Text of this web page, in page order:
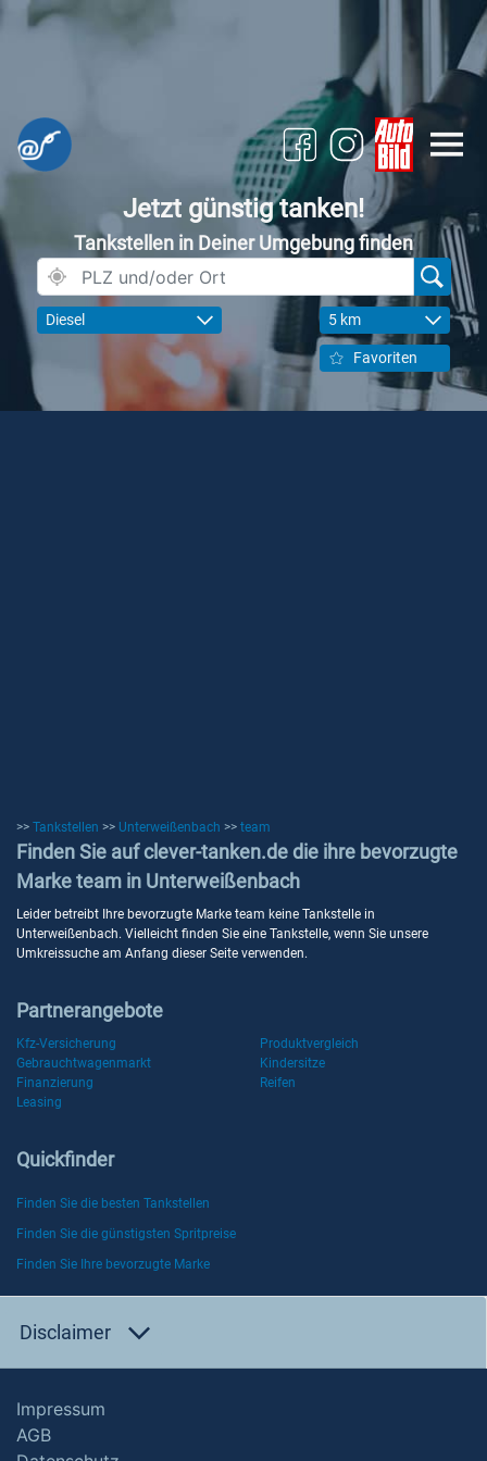
Jetzt günstig tanken!
Tankstellen in Deiner Umgebung finden
Diesel 5 km
Favoriten
>> Tankstellen >> Unterweißenbach >> team
Finden Sie auf clever-tanken.de die ihre bevorzugte
Marke team in Unterweißenbach
Leider betreibt Ihre bevorzugte Marke team keine Tankstelle in
Unterweißenbach. Vielleicht finden Sie eine Tankstelle, wenn Sie unsere
Umkreissuche am Anfang dieser Seite verwenden.
Partnerangebote
Kfz-Versicherung
Produktvergleich
Gebrauchtwagenmarkt
Kindersitze
Finanzierung
Reifen
Leasing
Quickfinder
Finden Sie die besten Tankstellen
Finden Sie die günstigsten Spritpreise
Finden Sie Ihre bevorzugte Marke
Disclaimer
Impressum
AGB